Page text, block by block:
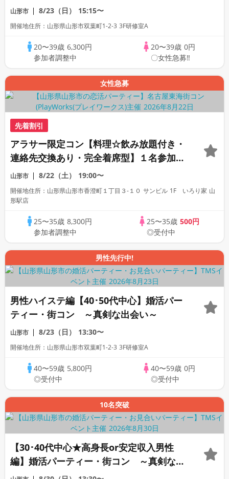
な出会い～
山形市 8/23（日） 15:15〜
開催地住所：山形県山形市双葉町1-2-3 3F研修室A
20〜39歳 6,300円
参加者調整中
20〜39歳 0円
〇女性急募‼
女性急募
先着割引
アラサー限定コン【料理☆飲み放題付き・
連絡先交換あり・完全着席型】１名参加多
数・初参加も大歓迎☆プレイワークス主催
☆
山形市 8/22（土） 19:00〜
開催地住所：山形県山形市香澄町１丁目３-１０ サンビル 1F いろり家 山
形駅店
25〜35歳 8,300円
参加者調整中
25〜35歳 500円
◎受付中
男性先行中!
男性ハイステ編【40･50代中心】婚活パー
ティー・街コン ～真剣な出会い～
山形市 8/23（日） 13:30〜
開催地住所：山形県山形市双葉町1-2-3 3F研修室A
40〜59歳 5,800円
◎受付中
40〜59歳 0円
◎受付中
10名突破
【30･40代中心★高身長or安定収入男性
編】婚活パーティー・街コン ～真剣な出
会い～